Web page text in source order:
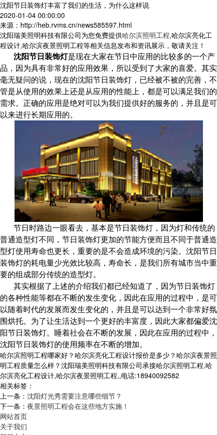
沈阳节日装饰灯丰富了我们的生活，为什么这样说
2020-01-04 00:00:00
来源：http://heb.rvms.cn/news585597.html
沈阳瑞美照明科技有限公司为您免费提供哈尔滨照明工程,哈尔滨亮化工
程设计,哈尔滨夜景照明工程等相关信息发布和资讯展示，敬请关注！
沈阳节日装饰灯是现在大家在节日中应用的比较多的一个产
品，因为具有非常好的应用效果，所以受到了大家的喜爱。其实
毫无疑问的说，现在的沈阳节日装饰灯，已经被不被的完善，不
管是从使用的效果上还是从应用的性能上，都是可以满足我们的
需求。正确的应用是绝对可以为我们提供好的服务的，并且是可
以来进行长期应用的。
节日时路边一眼看去，基本是节日装饰灯，因为灯和传统的
普通造型灯不同，节日装饰灯更加的节能方便而且不同于普通造
型灯使用寿命也更长，重要的是不会造成环境的污染。沈阳节日
装饰灯的耗电量少光效比较高，寿命长，是我们所有城市当中重
要的组成部分传统的造型灯。
其实根据了上述的介绍我们都已经知道了，因为节日装饰灯
的各种性能等都在不断的发生变化，因此在应用的过程中，是可
以随着时代的发展而发生变化的，并且是可以达到一个非常好氛
围烘托。为了让生活达到一个更好的丰富度，因此大家都偏爱沈
阳节日装饰灯。睡着社会在不断的发展，因此在应用的过程中，
沈阳节日装饰灯的使用频率在不断的增加。
哈尔滨照明工程哪家好？哈尔滨亮化工程设计报价是多少？哈尔滨夜景照
明工程质量怎么样？沈阳瑞美照明科技有限公司承接哈尔滨照明工程,哈
尔滨亮化工程设计,哈尔滨夜景照明工程,,电话:18940092582
相关标签：
上一条： 沈阳灯光秀需要注意哪些细节？
下一条： 夜景照明工程会在这些地方实施！
网站首页
关于我们